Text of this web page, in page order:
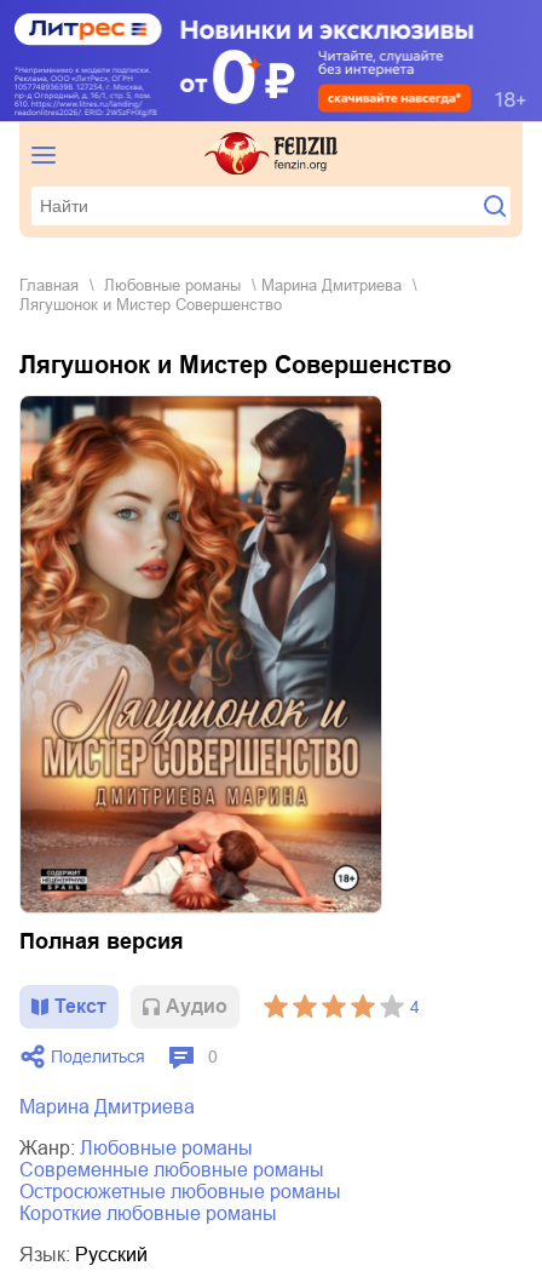
Главная любовные романы
Марина Дмитриева
Лягушонок и Мистер Совершенство
Лягушонок и Мистер Совершенство
Полная версия
Текст Aудио 4
Поделиться 0
Марина Дмитриева
Жанр:
любовные романы
современные любовные романы
остросюжетные любовные романы
короткие любовные романы
Язык: Русский